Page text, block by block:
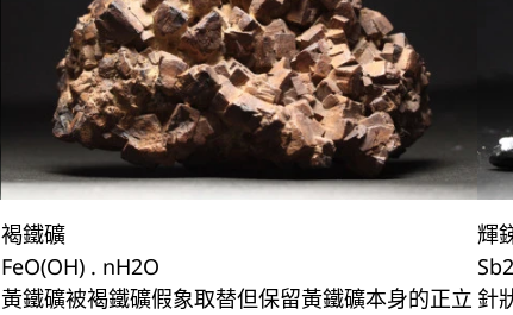
褐鐵礦
FeO(OH) . nH2O
黃鐵礦被褐鐵礦假象取替但保留黃鐵礦本身的正立
輝
針